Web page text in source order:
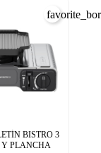
BISTRO 3
HORNILLO Y PLANCHA